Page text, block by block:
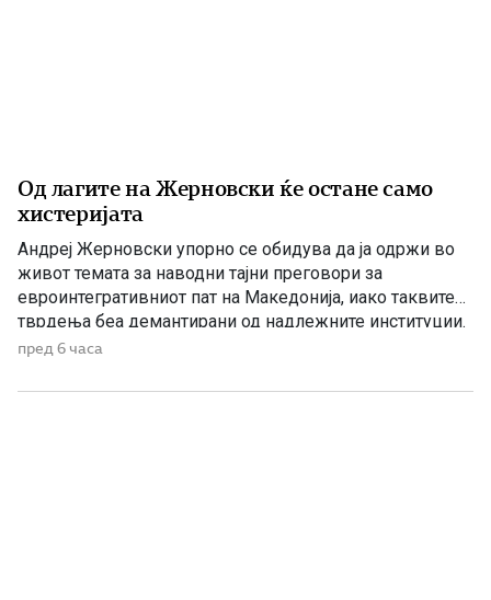
Од лагите на Жерновски ќе остане само
хистеријата
Андреј Жерновски упорно се обидува да ја одржи во
живот темата за наводни тајни преговори за
евроинтегративниот пат на Македонија, иако таквите
тврдења беа демантирани од надлежните институции.
Како што им пукна меурот од сапуница наречен
конструкција – дека власта тајно се подготвува да го
пред 6 часа